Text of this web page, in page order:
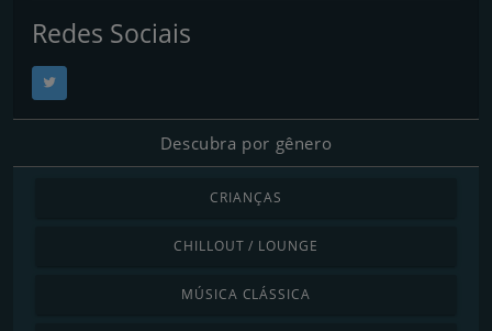
Redes Sociais
Descubra por gênero
CRIANÇAS
CHILLOUT / LOUNGE
MÚSICA CLÁSSICA